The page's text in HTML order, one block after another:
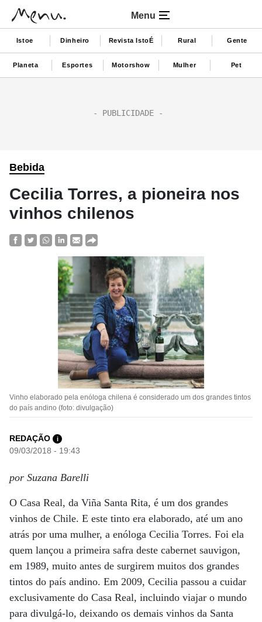
Menu
Istoe Dinheiro Revista IstoÉ Rural Gente
Planeta Esportes Motorshow Mulher Pet
Bebida
Cecilia Torres, a pioneira nos
vinhos chilenos
Vinho elaborado pela enóloga chilena é considerado um dos grandes tintos
do país andino (foto: divulgação)
REDAÇÃO i
09/03/2018 - 19:43
por Suzana Barelli
O Casa Real, da Viña Santa Rita, é um dos grandes
vinhos de Chile. E este tinto era elaborado, até um ano
atrás por uma mulher, a enóloga Cecilia Torres. Foi ela
quem lançou a primeira safra deste cabernet sauvigon,
em 1989, muito antes de surgirem muitos dos grandes
tintos do país andino. Em 2009, Cecilia passou a cuidar
exclusivamente do Casa Real, incluindo viajar o mundo
para divulgá-lo, deixando os demais vinhos da Santa